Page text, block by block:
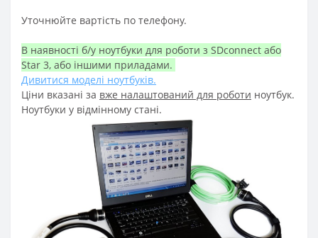
Уточнюйте вартість по телефону.
В наявності б/у ноутбуки для роботи з SDconnect або
Star 3, або іншими приладами.
Дивитися моделі ноутбуків.
Ціни вказані за вже налаштований для роботи ноутбук.
Ноутбуки у відмінному стані.